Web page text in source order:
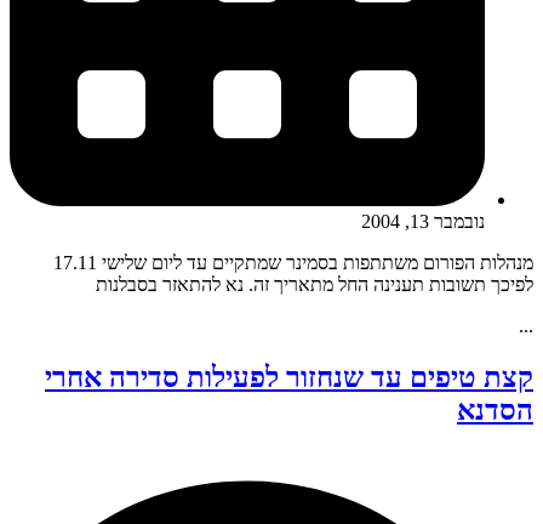
נובמבר 13, 2004
מנהלות הפורום משתתפות בסמינר שמתקיים עד ליום שלישי 17.11
לפיכך תשובות תענינה החל מתאריך זה. נא להתאזר בסבלנות
...
קצת טיפים עד שנחזור לפעילות סדירה אחרי
הסדנא